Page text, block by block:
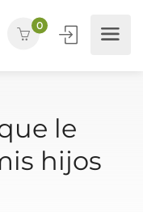
0
le
hijos